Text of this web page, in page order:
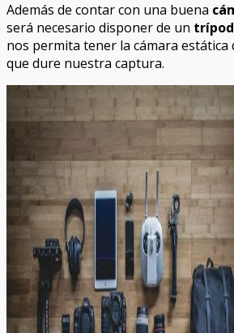
Además de contar con una buena
será necesario disponer de un
nos permita tener la cámara
que dure nuestra captura.